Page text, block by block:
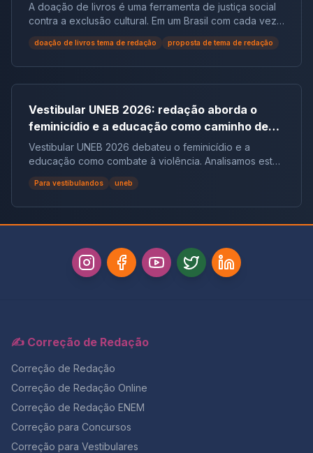
social no Brasil | Tema de Redação
A doação de livros é uma ferramenta de justiça social
contra a exclusão cultural. Em um Brasil com cada vez
mais não leitores, ela democratiza o acesso ao
conhecimento e reduz desigualdades.
doação de livros tema de redação proposta de tema de redação
Vestibular UNEB 2026: redação aborda o
feminicídio e a educação como caminho de
combate à violência
Vestibular UNEB 2026 debateu o feminicídio e a
educação como combate à violência. Analisamos este
tema crucial que desafiou milhares e te preparamos
para futuras pautas sociais.
Para vestibulandos uneb
✍️ Correção de Redação
Correção de Redação
Correção de Redação Online
Correção de Redação ENEM
Correção para Concursos
Correção para Vestibulares